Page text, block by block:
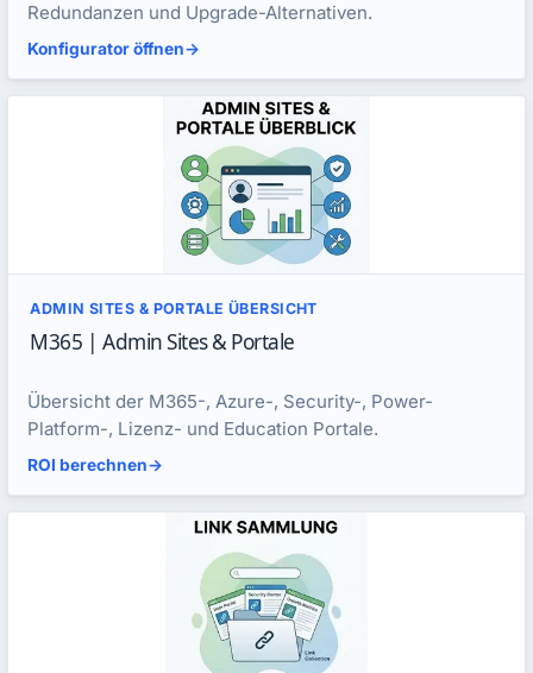
Redundanzen und Upgrade-Alternativen.
Konfigurator öffnen->
ADMIN SITES & PORTALE ÜBERSICHT
M365 | Admin Sites & Portale
Übersicht der M365-, Azure-, Security-, Power-
Platform-, Lizenz- und Education Portale.
ROI berechnen->